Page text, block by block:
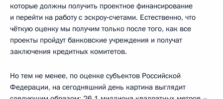
которые должны получить проектное финансирование
и перейти на работу с эскроу‑счетами. Естественно, что
чёткую оценку мы получим только после того, как все
проекты пройдут банковские учреждения и получат
заключения кредитных комитетов.
Но тем не менее, по оценке субъектов Российской
Федерации, на сегодняшний день картина выглядит